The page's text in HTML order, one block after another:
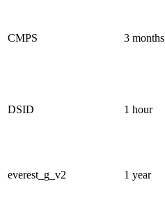
CMPS 3 months
DSID 1 hour
everest_g_v2 1 year